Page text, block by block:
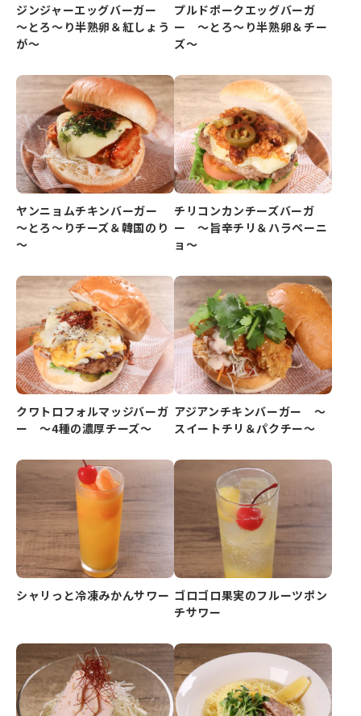
ジンジャーエッグバーガー
～とろ～り半熟卵＆紅しょう
が～
プルドポークエッグバーガ
ー ～とろ～り半熟卵＆チー
ズ～
ヤンニョムチキンバーガー
～とろ～りチーズ＆韓国のり
～
チリコンカンチーズバーガ
ー ～旨辛チリ＆ハラペーニ
ョ～
クワトロフォルマッジバーガ
ー ～4種の濃厚チーズ～
アジアンチキンバーガー ～
スイートチリ＆パクチー～
シャリっと冷凍みかんサワー ゴロゴロ果実のフルーツポン
チサワー